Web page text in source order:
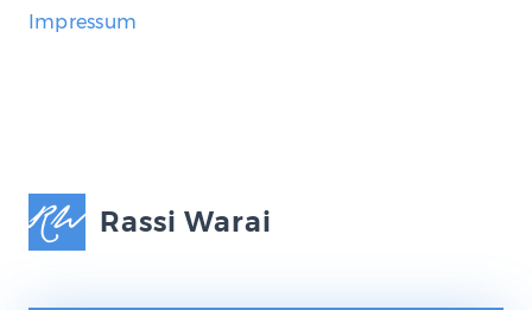
Impressum
Rassi Warai